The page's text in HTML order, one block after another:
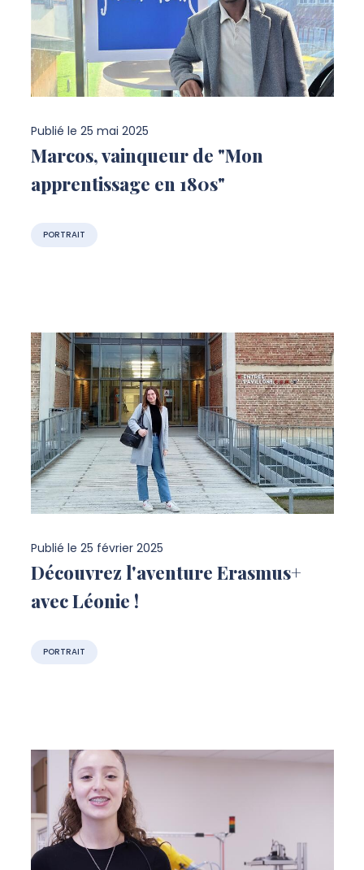
Publié le 25 mai 2025
Marcos, vainqueur de "Mon
apprentissage en 180s"
PORTRAIT
Publié le 25 février 2025
Découvrez l'aventure Erasmus+
avec Léonie !
PORTRAIT